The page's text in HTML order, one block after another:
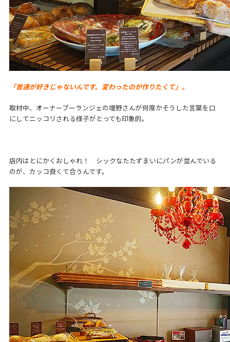
「普通が好きじゃないんです。変わったのが作りたくて」。
取材中、オーナーブーランジェの増野さんが何度かそうした言葉を口
にしてニッコリされる様子がとっても印象的。
店内はとにかくおしゃれ！ シックなたたずまいにパンが並んでいる
のが、カッコ良くて合うんです。